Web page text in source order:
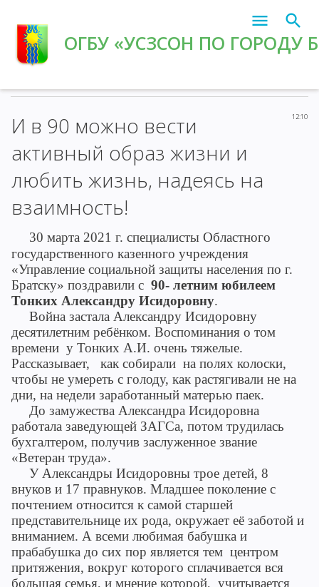
ОГБУ «УСЗСОН ПО ГОРОДУ
Главная
12:10
И в 90 можно вести
активный образ жизни и
любить жизнь, надеясь на
взаимность!
30 марта 2021 г. специалисты Областного
государственного казенного учреждения
«Управление социальной защиты населения по г.
Братску» поздравили с 90- летним юбилеем
Тонких Александру Исидоровну.
Война застала Александру Исидоровну
десятилетним ребёнком. Воспоминания о том
времени у Тонких А.И. очень тяжелые.
Рассказывает, как собирали на полях колоски,
чтобы не умереть с голоду, как растягивали не на
дни, на недели заработанный матерью паек.
До замужества Александра Исидоровна
работала заведующей ЗАГСа, потом трудилась
бухгалтером, получив заслуженное звание
«Ветеран труда».
У Александры Исидоровны трое детей, 8
внуков и 17 правнуков. Младшее поколение с
почтением относится к самой старшей
представительнице их рода, окружает её заботой и
вниманием. А всеми любимая бабушка и
прабабушка до сих пор является тем центром
притяжения, вокруг которого сплачивается вся
большая семья, и мнение которой, учитывается